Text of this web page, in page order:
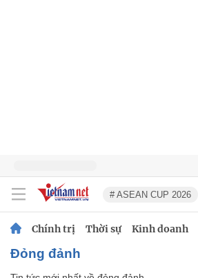
# ASEAN CUP 2026
Chính trị Thời sự Kinh doanh
đỏng đảnh